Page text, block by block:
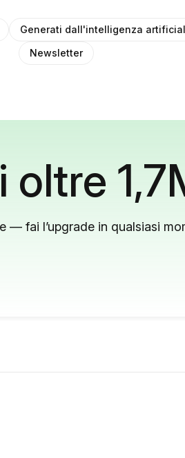
Generati dall'intelligenza
Newsletter
oltre
— fai l’upgrade in qualsiasi